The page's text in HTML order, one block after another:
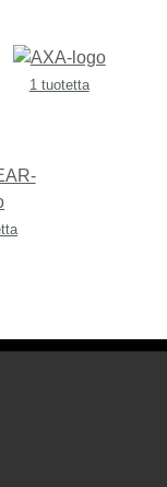
1 tuotetta